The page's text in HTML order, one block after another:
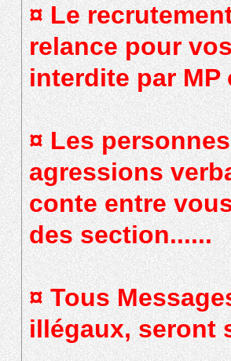
¤ Le
relance pour
interdite par
¤ Les
agressions
conte entre
des section......
¤ Tous
illégaux, seront